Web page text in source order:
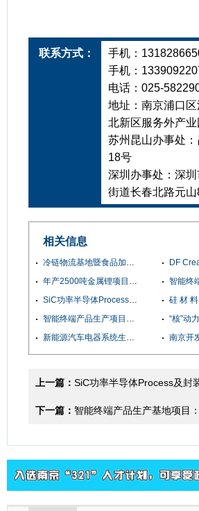
联系方式：
手机：
手机：
电话：025-
地址：南京浦口
北新区服务外产
苏州昆山办事处
18号
深圳办事处：深
街道长春北路元
相关信息
硅 材
上一篇： SiC功率半导体Process及封
（韩国）
下一篇： 智能终端产品生产基地项目：